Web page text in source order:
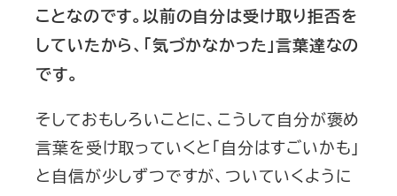
ことなのです。以前の自分は受け取り拒否を
していたから、「気づかなかった」言葉達なの
です。
そしておもしろいことに、こうして自分が褒め
言葉を受け取っていくと「自分はすごいかも」
と自信が少しずつですが、ついていくように